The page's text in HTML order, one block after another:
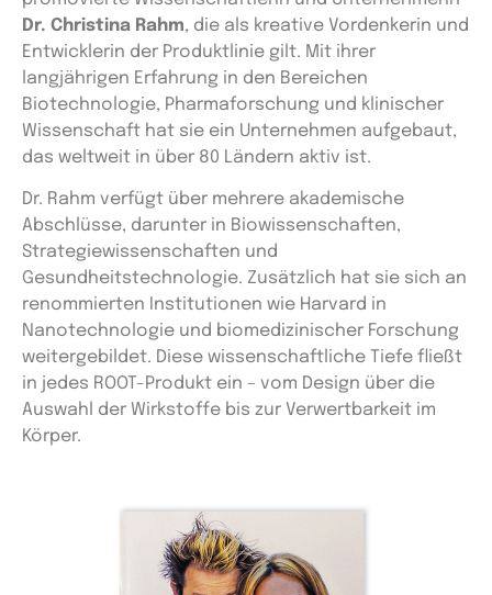
Dr. Christina Rahm, die als kreative Vordenkerin und
Entwicklerin der Produktlinie gilt. Mit ihrer
langjährigen Erfahrung in den Bereichen
Biotechnologie, Pharmaforschung und klinischer
Wissenschaft hat sie ein Unternehmen aufgebaut,
das weltweit in über 80 Ländern aktiv ist.
Dr. Rahm verfügt über mehrere akademische
Abschlüsse, darunter in Biowissenschaften,
Strategiewissenschaften und
Gesundheitstechnologie. Zusätzlich hat sie sich an
renommierten Institutionen wie Harvard in
Nanotechnologie und biomedizinischer Forschung
weitergebildet. Diese wissenschaftliche Tiefe fließt
in jedes ROOT-Produkt ein – vom Design über die
Auswahl der Wirkstoffe bis zur Verwertbarkeit im
Körper.